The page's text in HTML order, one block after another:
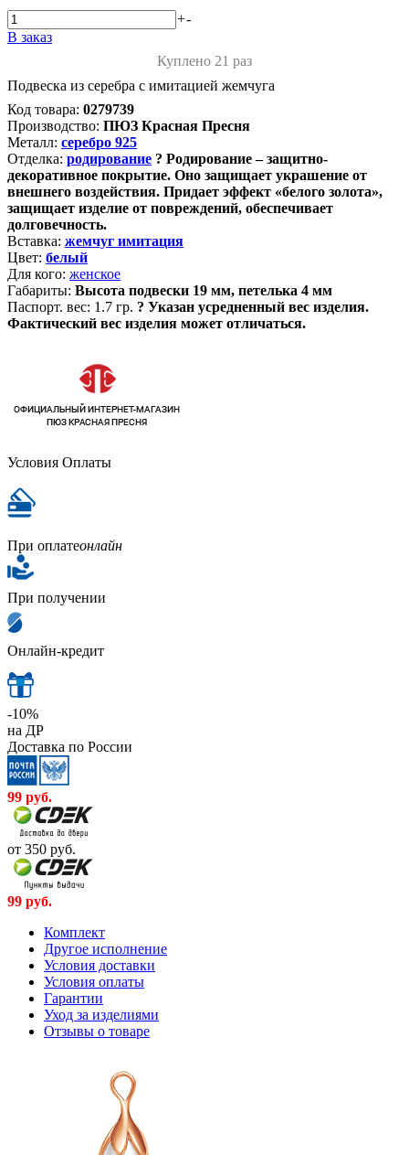
+-
В заказ
Куплено 21 раз
Подвеска из серебра с имитацией жемчуга
Код товара: 0279739
Производство: ПЮЗ Красная Пресня
Металл: серебро 925
Отделка: родирование ? Родирование – защитно-
декоративное покрытие. Оно защищает украшение от
внешнего воздействия. Придает эффект «белого золота»,
защищает изделие от повреждений, обеспечивает
долговечность.
Вставка: жемчуг имитация
Цвет: белый
Для кого: женское
Габариты: Высота подвески 19 мм, петелька 4 мм
Паспорт. вес: 1.7 гр. ? Указан усредненный вес изделия.
Фактический вес изделия может отличаться.
Условия Оплаты
При оплатеонлайн
При получении
Онлайн-кредит
-10%
на ДР
Доставка по России
99 руб.
от 350 руб.
99 руб.
Комплект
Другое исполнение
Условия доставки
Условия оплаты
Гарантии
Уход за изделиями
Отзывы о товаре